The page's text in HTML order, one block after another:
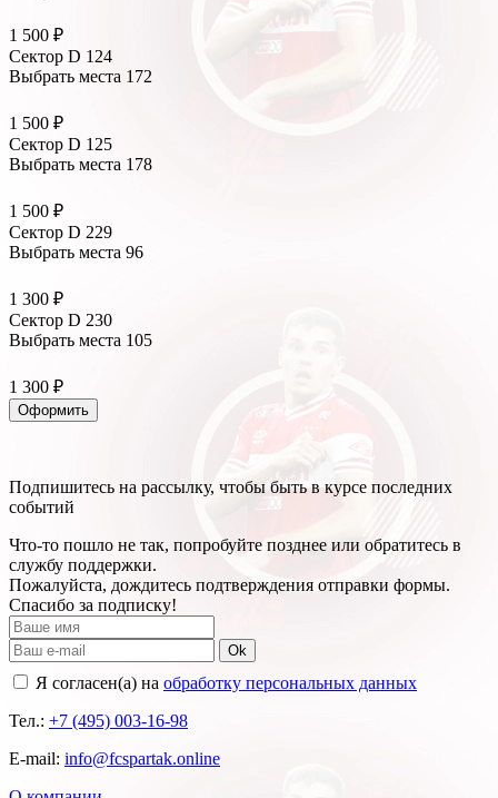
1 500 ₽
Сектор D 124
Выбрать места 172
1 500 ₽
Сектор D 125
Выбрать места 178
1 500 ₽
Сектор D 229
Выбрать места 96
1 300 ₽
Сектор D 230
Выбрать места 105
1 300 ₽
Оформить
Подпишитесь на рассылку, чтобы быть в курсе последних
событий
Что-то пошло не так, попробуйте позднее или обратитесь в
службу поддержки.
Пожалуйста, дождитесь подтверждения отправки формы.
Спасибо за подписку!
Ok
Я согласен(а) на обработку персональных данных
Тел.: +7 (495) 003-16-98
E-mail: info@fcspartak.online